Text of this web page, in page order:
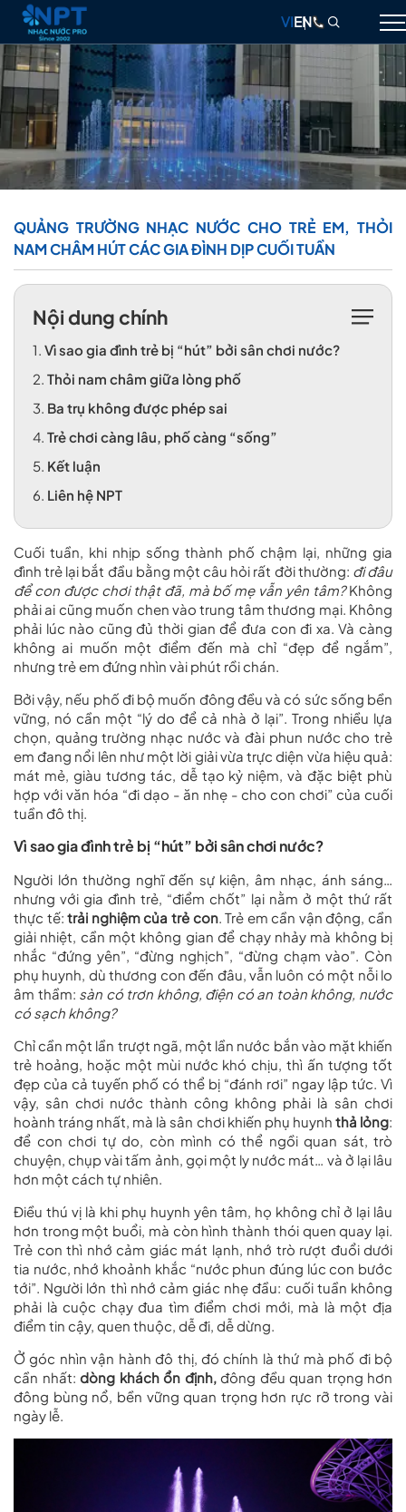
GIỚI THIỆU
NHẠC NƯỚC
ĐÀI PHUN NƯỚC
DỰ ÁN
THIẾT KẾ & THI CÔNG
BLOG
LIÊN HỆ
VIEN
QUẢNG TRƯỜNG NHẠC NƯỚC CHO TRẺ EM, THỎI
NAM CHÂM HÚT CÁC GIA ĐÌNH DỊP CUỐI TUẦN
Nội dung chính
1. Vì sao gia đình trẻ bị “hút” bởi sân chơi nước?
2. Thỏi nam châm giữa lòng phố
3. Ba trụ không được phép sai
4. Trẻ chơi càng lâu, phố càng “sống”
5. Kết luận
6. Liên hệ NPT
Cuối tuần, khi nhịp sống thành phố chậm lại, những gia
đình trẻ lại bắt đầu bằng một câu hỏi rất đời thường: đi đâu
để con được chơi thật đã, mà bố mẹ vẫn yên tâm?Không
phải ai cũng muốn chen vào trung tâm thương mại. Không
phải lúc nào cũng đủ thời gian để đưa con đi xa. Và càng
không ai muốn một điểm đến mà chỉ “đẹp để ngắm”,
nhưng trẻ em đứng nhìn vài phút rồi chán.
Bởi vậy, nếu phố đi bộ muốn đông đều và có sức sống bền
vững, nó cần một “lý do để cả nhà ở lại”. Trong nhiều lựa
chọn, quảng trường nhạc nước và đài phun nước cho trẻ
em đang nổi lên như một lời giải vừa trực diện vừa hiệu quả:
mát mẻ, giàu tương tác, dễ tạo kỷ niệm, và đặc biệt phù
hợp với văn hóa “đi dạo - ăn nhẹ - cho con chơi” của cuối
tuần đô thị.
Vì sao gia đình trẻ bị “hút” bởi sân chơi nước?
Người lớn thường nghĩ đến sự kiện, âm nhạc, ánh sáng…
nhưng với gia đình trẻ, “điểm chốt” lại nằm ở một thứ rất
thực tế:trải nghiệm của trẻ con. Trẻ em cần vận động, cần
giải nhiệt, cần một không gian để chạy nhảy mà không bị
nhắc “đứng yên”, “đừng nghịch”, “đừng chạm vào”. Còn
phụ huynh, dù thương con đến đâu, vẫn luôn có một nỗi lo
âm thầm: sàn có trơn không, điện có an toàn không, nước
có sạch không?
Chỉ cần một lần trượt ngã, một lần nước bắn vào mặt khiến
trẻ hoảng, hoặc một mùi nước khó chịu, thì ấn tượng tốt
đẹp của cả tuyến phố có thể bị “đánh rơi” ngay lập tức. Vì
vậy, sân chơi nước thành công không phải là sân chơi
hoành tráng nhất, mà là sân chơi khiến phụ huynh thả lỏng:
để con chơi tự do, còn mình có thể ngồi quan sát, trò
chuyện, chụp vài tấm ảnh, gọi một ly nước mát… và ở lại lâu
hơn một cách tự nhiên.
Điều thú vị là khi phụ huynh yên tâm, họ không chỉ ở lại lâu
hơn trong một buổi, mà còn hình thành thói quen quay lại.
Trẻ con thì nhớ cảm giác mát lạnh, nhớ trò rượt đuổi dưới
tia nước, nhớ khoảnh khắc “nước phun đúng lúc con bước
tới”. Người lớn thì nhớ cảm giác nhẹ đầu: cuối tuần không
phải là cuộc chạy đua tìm điểm chơi mới, mà là một địa
điểm tin cậy, quen thuộc, dễ đi, dễ dừng.
Ở góc nhìn vận hành đô thị, đó chính là thứ mà phố đi bộ
cần nhất: dòng khách ổn định, đông đều quan trọng hơn
đông bùng nổ, bền vững quan trọng hơn rực rỡ trong vài
ngày lễ.